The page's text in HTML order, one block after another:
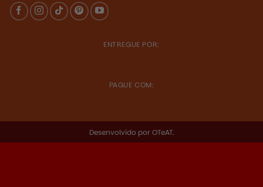
458,00
ENTREGUE POR:
PAGUE COM:
Desenvolvido por OTeAT.